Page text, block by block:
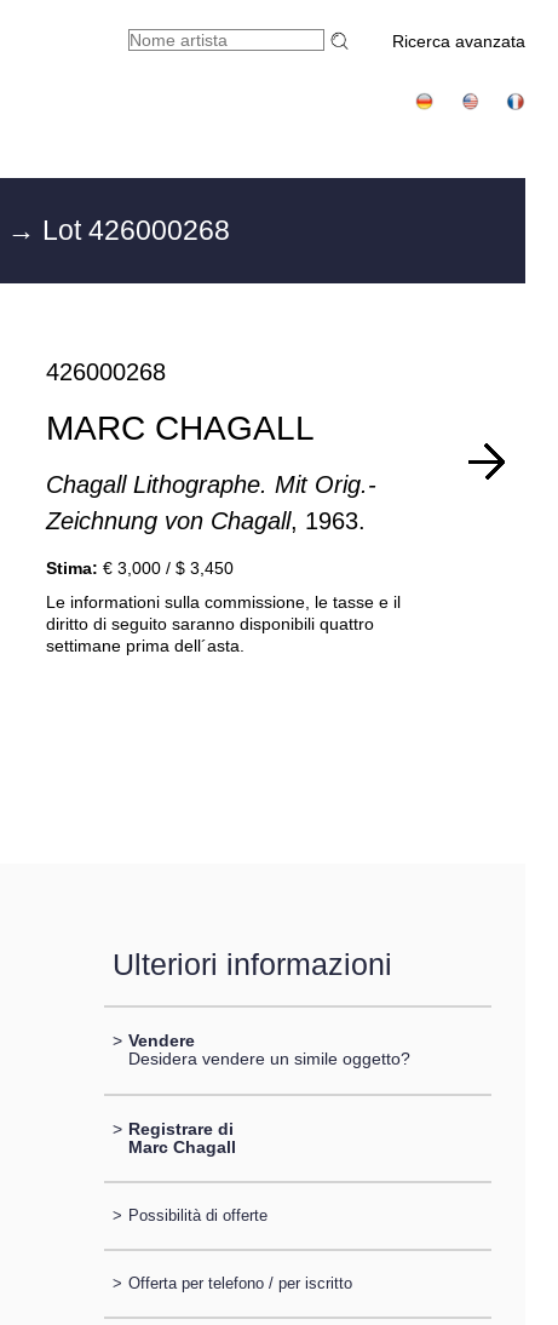
Ricerca avanzata
→ Lot 426000268
426000268
MARC CHAGALL
Chagall Lithographe. Mit Orig.-
Zeichnung von Chagall, 1963.
Stima: € 3,000 / $ 3,450
Le informationi sulla commissione, le tasse e il
diritto di seguito saranno disponibili quattro
settimane prima dell´asta.
Ulteriori informazioni
> Vendere
Desidera vendere un simile oggetto?
> Registrare di
Marc Chagall
> Possibilità di offerte
> Offerta per telefono / per iscritto